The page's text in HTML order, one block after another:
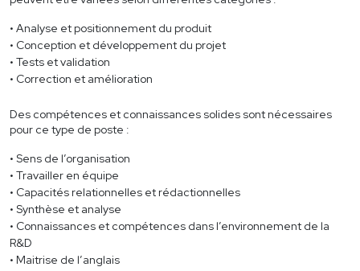
Analyse et positionnement du produit
Conception et développement du projet
Tests et validation
Correction et amélioration
Des compétences et connaissances solides sont nécessaires
pour ce type de poste :
Sens de l’organisation
Travailler en équipe
Capacités relationnelles et rédactionnelles
Synthèse et analyse
Connaissances et compétences dans l’environnement de la
R&D
Maitrise de l’anglais